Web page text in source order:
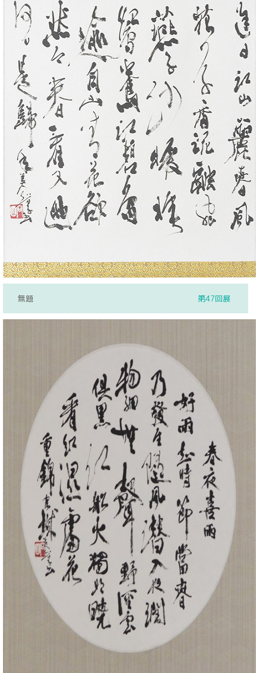
無題 第47回展